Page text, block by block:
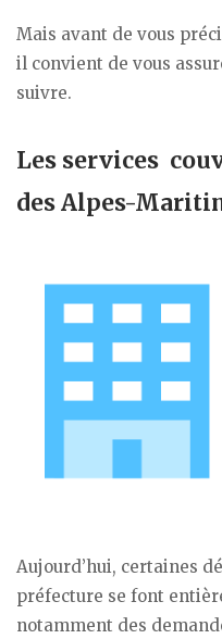
Mais avant de vous
il convient de vous
suivre.
Les services
des Alpes-
Aujourd’hui, certaines
préfecture se font
notamment des